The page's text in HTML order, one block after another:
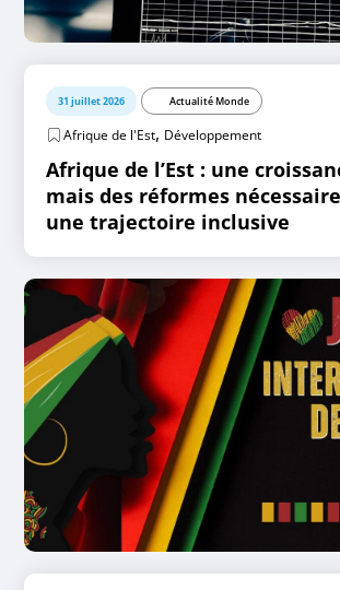
31 juillet 2026 Actualité Monde
Afrique de l'Est, Développement
Afrique de l’Est : une
mais des réformes
une trajectoire inclusive